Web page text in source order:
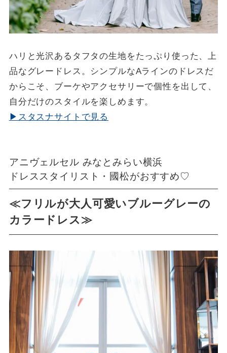
ハリと光沢あるタフタの生地をたっぷり使った、上
品なグレードレス。シンプルなAラインのドレスだ
からこそ、ブーケやアクセサリーで個性を出して、
自分だけのスタイルを楽しめます。
▶スタスナサイトで見る
アニヴェルセル みなとみらい横浜
ドレススタイリスト・國松がおすすめ♡
≪フリルが大人可愛いブルーグレーの
カラードレス≫